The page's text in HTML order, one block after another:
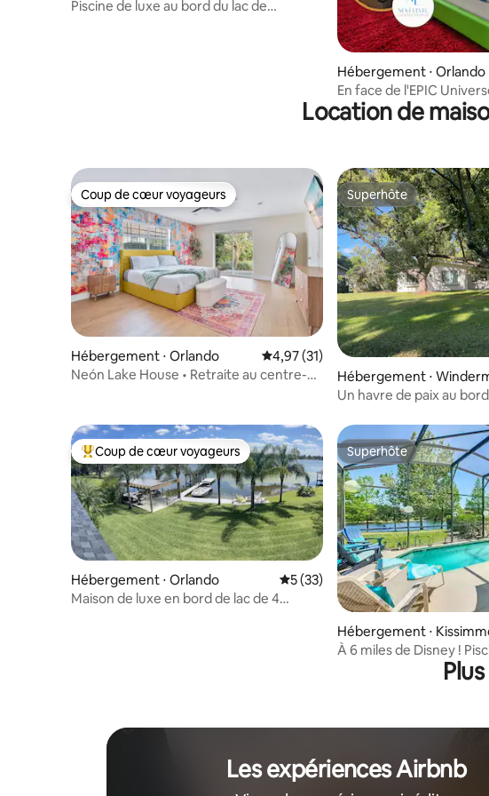
Piscine de luxe au bord du lac de
Hébergement ⋅ Orlando
En face de l'EPIC
Appartement à thème
Location de
Coup de cœur voyageurs
Coup de cœur voyageurs
Hébergement ⋅ Orlando Évaluation moyenne sur la base de
4,97 (31)
Neón Lake House • Retraite au centre-
Superhôte
Superhôte
Hébergement ⋅
Un havre de paix au
Coups de cœur voyageurs les plus appréciés
Coup de cœur voyageurs
Hébergement ⋅ Orlando Évaluation moyenne sur la base
5 (33)
Maison de luxe en bord de lac de 4
Superhôte
Superhôte
Hébergement ⋅
À 6 miles de Disney !
Les expériences Airbnb